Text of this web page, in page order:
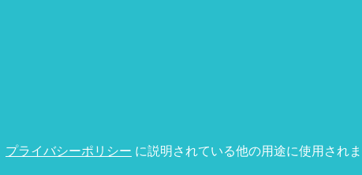
プライバシーポリシー に説明されている他の用途に使用されま